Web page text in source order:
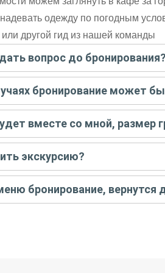
одежду по погодным
другой гид из нашей команды
вопрос до бронирования?
по ссылке «Задать вопрос» и
Задать вопрос.
бронирование может
неблагоприятных погодных
а мы вернем предоплату на карту. Во
вместе со мной, размер
индивидуальная, гид проведет
экскурсии.
экскурсию?
на удобную дату и время, и
и точное место встречи.
бронирование, вернутся